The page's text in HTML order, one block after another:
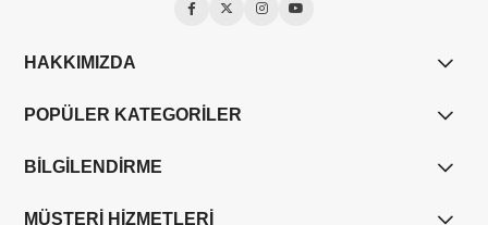
HAKKIMIZDA
POPÜLER KATEGORİLER
BİLGİLENDİRME
MÜŞTERİ HİZMETLERİ